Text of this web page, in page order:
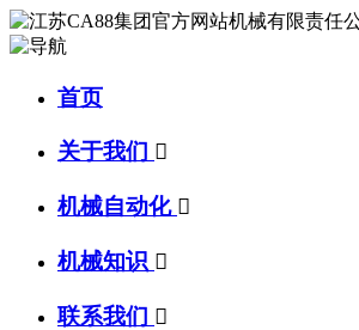
首页
关于我们 
机械自动化 
机械知识 
联系我们 